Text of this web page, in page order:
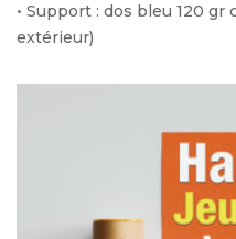
• Support : dos bleu 120
extérieur)